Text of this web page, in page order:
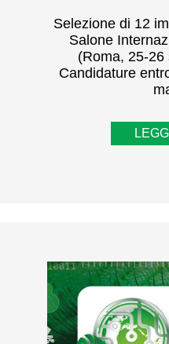
Selezione di 12
Salone
(Roma, 25-26
Candidature